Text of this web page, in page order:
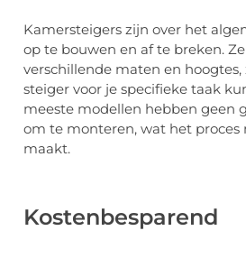
Kamersteigers zijn over het
op te bouwen en af te breken.
verschillende maten en
steiger voor je specifieke taak
meeste modellen hebben geen
om te monteren, wat het proces
maakt.
Kostenbesparend